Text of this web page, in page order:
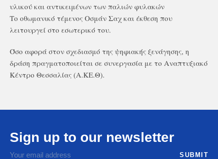
υλικού και αντικειμένων των παλιών φυλακών
Το οθωμανικό τέμενος Οσμάν Σαχ και έκθεση που
λειτουργεί στο εσωτερικό του.
Όσο αφορά στον σχεδιασμό της ψηφιακής ξενάγησης, η
δράση πραγματοποιείται σε συνεργασία με το Αναπτυξιακό
Κέντρο Θεσσαλίας (Α.ΚΕ.Θ).
Sign up to our newsletter